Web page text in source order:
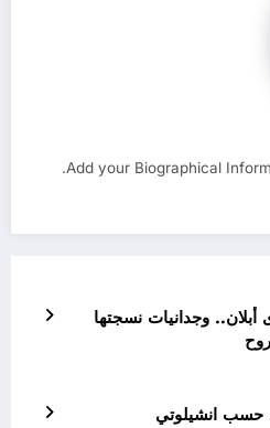
Add your Biographical
أبلان.. وجدانيات نسجتها
حسب انشيلوتي